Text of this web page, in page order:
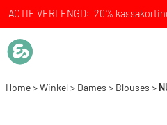
ACTIE VERLENGD: 20%
Home>Winkel> Dames > Blouses >